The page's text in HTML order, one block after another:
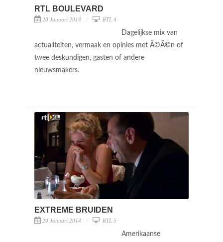
RTL BOULEVARD
20 Januari 2014 RTL 4
Dagelijkse mix van
actualiteiten, vermaak en opinies met Ã©Ã©n of
twee deskundigen, gasten of andere
nieuwsmakers.
EXTREME BRUIDEN
20 Januari 2014 RTL 5
Amerikaanse